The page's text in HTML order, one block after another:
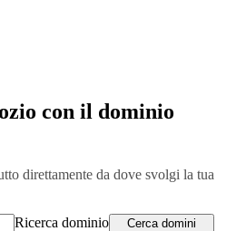
con il dominio
direttamente da dove svolgi la tua
Ricerca dominio
Cerca domini